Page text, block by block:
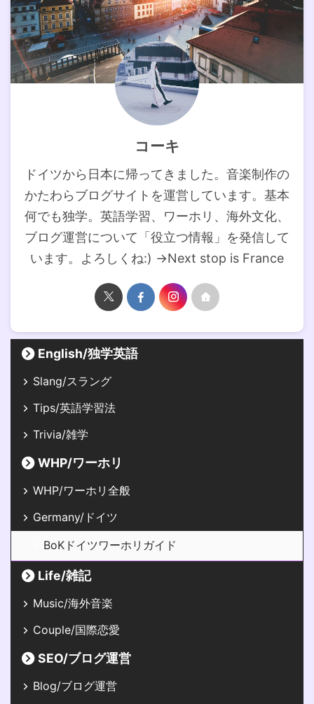
コーキ
ドイツから日本に帰ってきました。音楽制作の
かたわらブログサイトを運営しています。基本
何でも独学。英語学習、ワーホリ、海外文化、
ブログ運営について「役立つ情報」を発信して
います。よろしくね:) →Next stop is France
English/独学英語
Slang/スラング
Tips/英語学習法
Trivia/雑学
WHP/ワーホリ
WHP/ワーホリ全般
Germany/ドイツ
BoKドイツワーホリガイド
Life/雑記
Music/海外音楽
Couple/国際恋愛
SEO/ブログ運営
Blog/ブログ運営